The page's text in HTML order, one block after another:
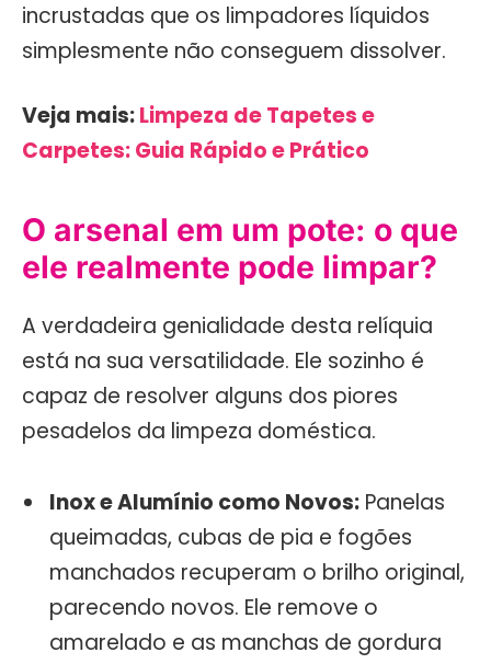
incrustadas que os limpadores líquidos
simplesmente não conseguem dissolver.
Veja mais:Limpeza de Tapetes e
Carpetes: Guia Rápido e Prático
O arsenal em um pote: o que
ele realmente pode limpar?
A verdadeira genialidade desta relíquia
está na sua versatilidade. Ele sozinho é
capaz de resolver alguns dos piores
pesadelos da limpeza doméstica.
Inox e Alumínio como Novos: Panelas
queimadas, cubas de pia e fogões
manchados recuperam o brilho original,
parecendo novos. Ele remove o
amarelado e as manchas de gordura